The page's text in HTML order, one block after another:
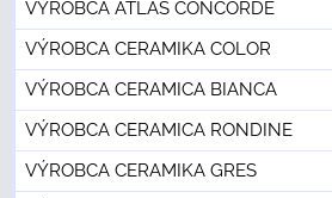
VÝROBCA ATLAS CONCORDE
VÝROBCA CERAMIKA COLOR
VÝROBCA CERAMICA BIANCA
VÝROBCA CERAMICA RONDINE
VÝROBCA CERAMIKA GRES